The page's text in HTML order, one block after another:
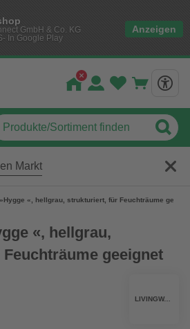
GmbH & Co. KG
In Google Play
Anzeigen
Markt
«, hellgrau, strukturiert, für Feuchträume
«, hellgrau,
geeignet
LIVINGWALLS